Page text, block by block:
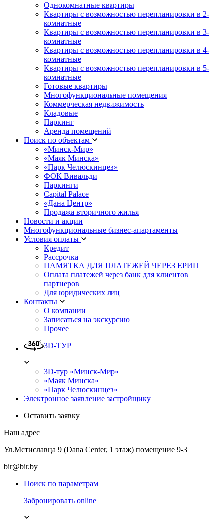
Однокомнатные квартиры
Квартиры с возможностью перепланировки в 2-
комнатные
Квартиры с возможностью перепланировки в 3-
комнатные
Квартиры с возможностью перепланировки в 4-
комнатные
Квартиры с возможностью перепланировки в 5-
комнатные
Готовые квартиры
Многофункциональные помещения
Коммерческая недвижимость
Кладовые
Паркинг
Аренда помещений
Поиск по объектам
«Минск-Мир»
«Маяк Минска»
«Парк Челюскинцев»
ФОК Вивальди
Паркинги
Capital Palace
«Дана Центр»
Продажа вторичного жилья
Новости и акции
Многофункциональные бизнес-апартаменты
Условия оплаты
Кредит
Рассрочка
ПАМЯТКА ДЛЯ ПЛАТЕЖЕЙ ЧЕРЕЗ ЕРИП
Оплата платежей через банк для клиентов
партнеров
Для юридических лиц
Контакты
О компании
Записаться на экскурсию
Прочее
3D-ТУР
3D-тур «Минск-Мир»
«Маяк Минска»
«Парк Челюскинцев»
Электронное заявление застройщику
Оставить заявку
Наш адрес
Ул.Мстиславца 9 (Dana Center, 1 этаж) помещение 9-3
bir@bir.by
Поиск по параметрам
Забронировать online